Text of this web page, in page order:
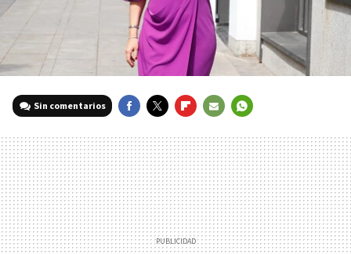
Sin comentarios
MAIL